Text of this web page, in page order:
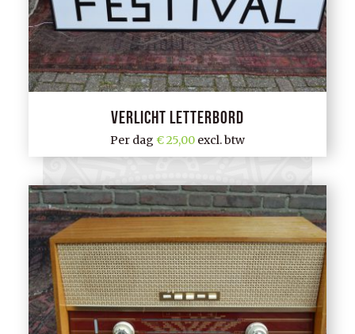
Verlicht letterbord
Per dag 25,00 excl. btw